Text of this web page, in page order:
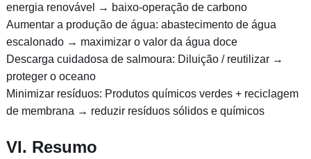
energia renovável → baixo-operação de carbono
Aumentar a produção de água: abastecimento de água
escalonado → maximizar o valor da água doce
Descarga cuidadosa de salmoura: Diluição / reutilizar →
proteger o oceano
Minimizar resíduos: Produtos químicos verdes + reciclagem
de membrana → reduzir resíduos sólidos e químicos
VI. Resumo